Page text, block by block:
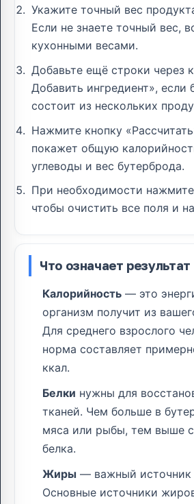
Укажите точный вес
Если не знаете точный вес,
кухонными весами.
Добавьте ещё строки через
Добавить ингредиент», если
состоит из нескольких
Нажмите кнопку
покажет общую
углеводы и вес бутерброда.
При необходимости
чтобы очистить все поля и
Что означает результат
Калорийность — это
организм получит из
Для среднего взрослого
норма составляет
ккал.
Белки нужны для
тканей. Чем больше в
мяса или рыбы, тем выше
белка.
Жиры — важный источник
Основные источники